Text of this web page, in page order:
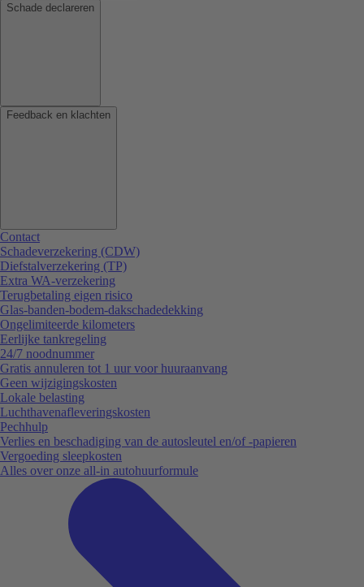
Schade declareren
Feedback en klachten
Contact
Schadeverzekering (CDW)
Diefstalverzekering (TP)
Extra WA-verzekering
Terugbetaling eigen risico
Glas-banden-bodem-dakschadedekking
Ongelimiteerde kilometers
Eerlijke tankregeling
24/7 noodnummer
Gratis annuleren tot 1 uur voor huuraanvang
Geen wijzigingskosten
Lokale belasting
Luchthavenafleveringskosten
Pechhulp
Verlies en beschadiging van de autosleutel en/of -papieren
Vergoeding sleepkosten
Alles over onze all-in autohuurformule